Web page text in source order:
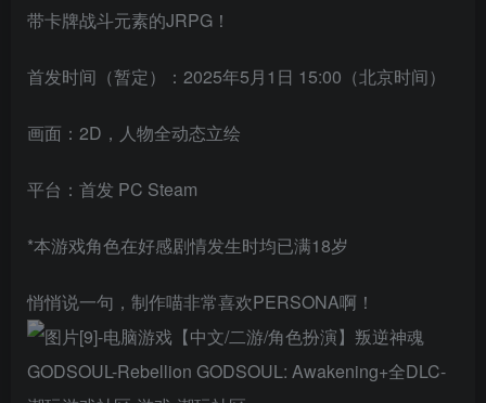
带卡牌战斗元素的JRPG！
首发时间（暂定）：2025年5月1日 15:00（北京时间）
画面：2D，人物全动态立绘
平台：首发 PC Steam
*本游戏角色在好感剧情发生时均已满18岁
悄悄说一句，制作喵非常喜欢PERSONA啊！